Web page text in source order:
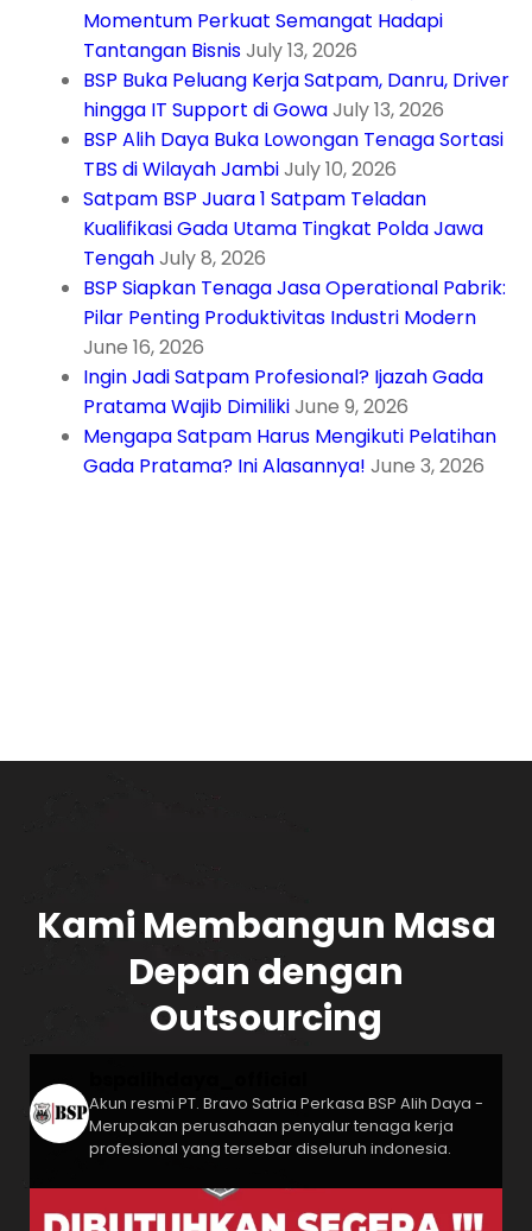
Momentum Perkuat Semangat Hadapi
Tantangan BisnisJuly 13, 2026
BSP Buka Peluang Kerja Satpam, Danru, Driver
hingga IT Support di GowaJuly 13, 2026
BSP Alih Daya Buka Lowongan Tenaga Sortasi
TBS di Wilayah JambiJuly 10, 2026
Satpam BSP Juara 1 Satpam Teladan
Kualifikasi Gada Utama Tingkat Polda Jawa
TengahJuly 8, 2026
BSP Siapkan Tenaga Jasa Operational Pabrik:
Pilar Penting Produktivitas Industri Modern
June 16, 2026
Ingin Jadi Satpam Profesional? Ijazah Gada
Pratama Wajib DimilikiJune 9, 2026
Mengapa Satpam Harus Mengikuti Pelatihan
Gada Pratama? Ini Alasannya! June 3, 2026
Kami Membangun Masa
Depan dengan
Outsourcing
Akun resmi PT. Bravo Satria Perkasa BSP Alih Daya -
Merupakan perusahaan penyalur tenaga kerja
profesional yang tersebar diseluruh indonesia.